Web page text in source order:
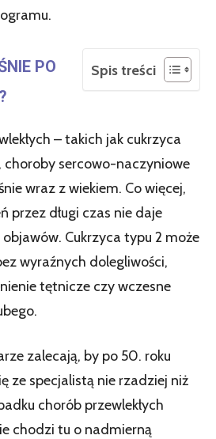
Spis treści
PO
– takich jak cukrzyca
choroby sercowo-naczyniowe
wraz z wiekiem. Co więcej,
przez długi czas nie daje
Cukrzyca typu 2 może
wyraźnych dolegliwości,
tętnicze czy wczesne
zalecają, by po 50. roku
ze specjalistą nie rzadziej niż
chorób przewlekłych
chodzi tu o nadmierną